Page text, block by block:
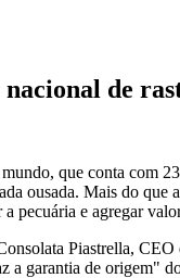
de
que conta com
ousada. Mais do
pecuária e agregar
Piastrella,
a garantia de origem"